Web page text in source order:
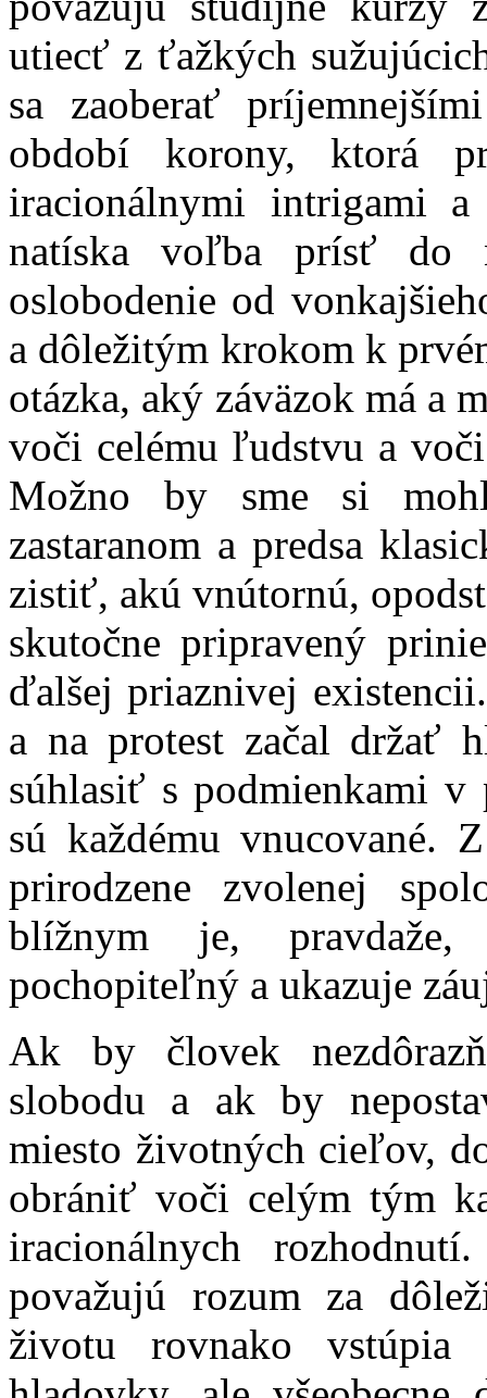
utiecť z ťažkých
sa zaoberať
období korony, ktorá
iracionálnymi intrigami
natíska voľba prísť do
oslobodenie od
a dôležitým krokom k
otázka, aký záväzok má a
voči celému ľudstvu a
Možno by sme si
zastaranom a predsa
zistiť, akú vnútornú,
skutočne pripravený
ďalšej priaznivej
a na protest začal držať
súhlasiť s podmienkami
sú každému vnucované.
prirodzene zvolenej
blížnym je,
pochopiteľný a ukazuje
Ak by človek
slobodu a ak by
miesto životných cieľov,
obrániť voči celým tým
iracionálnych
považujú rozum za
životu rovnako